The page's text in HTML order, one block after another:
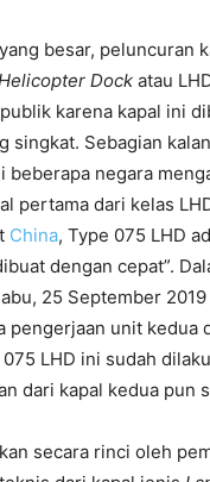
besar, peluncuran
Dock atau
karena kapal ini
singkat. Sebagian
beberapa negara
pertama dari kelas
China, Type 075 LHD
dengan cepat”.
25 September
pengerjaan unit kedua
LHD ini sudah
dari kapal kedua pun
secara rinci oleh